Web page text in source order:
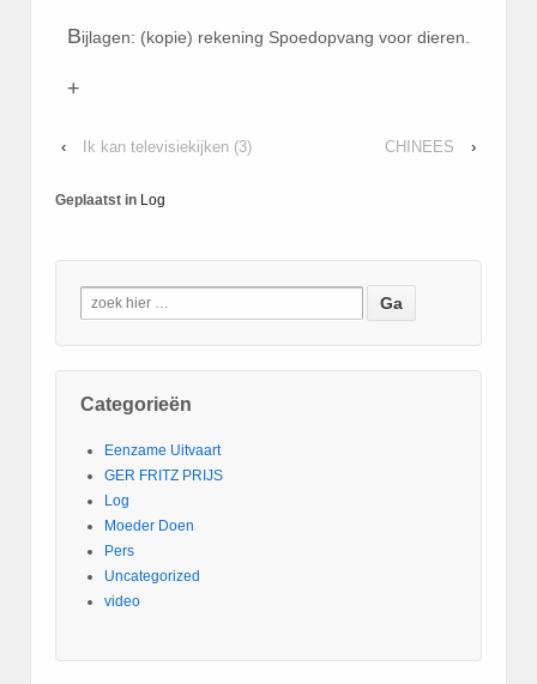
Bijlagen: (kopie) rekening Spoedopvang voor dieren.
+
‹ Ik kan televisiekijken (3) CHINEES ›
Geplaatst in Log
Categorieën
Eenzame Uitvaart
GER FRITZ PRIJS
Log
Moeder Doen
Pers
Uncategorized
video